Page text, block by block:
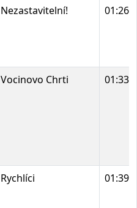
Nezastavitelní!
Vocinovo Chrti
Rychlíci